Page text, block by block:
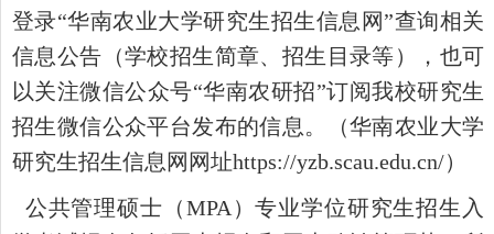
登录“华南农业大学研究生招生信息网”查询相关
信息公告（学校招生简章、招生目录等），也可
以关注微信公众号“华南农研招”订阅我校研究生
招生微信公众平台发布的信息。（华南农业大学
研究生招生信息网网址https://yzb.scau.edu.cn/）
公共管理硕士（MPA ）专业学位研究生招生入